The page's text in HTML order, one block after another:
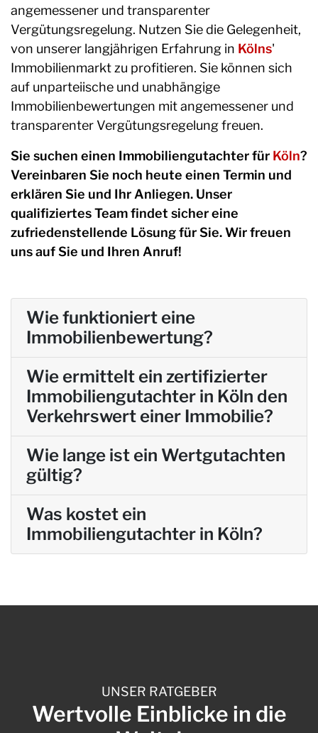
angemessener und transparenter
Vergütungsregelung. Nutzen Sie die Gelegenheit,
von unserer langjährigen Erfahrung in Kölns'
Immobilienmarkt zu profitieren. Sie können sich
auf unparteiische und unabhängige
Immobilienbewertungen mit angemessener und
transparenter Vergütungsregelung freuen.
Sie suchen einen Immobiliengutachter für Köln?
Vereinbaren Sie noch heute einen Termin und
erklären Sie und Ihr Anliegen. Unser
qualifiziertes Team findet sicher eine
zufriedenstellende Lösung für Sie. Wir freuen
uns auf Sie und Ihren Anruf!
Wie funktioniert eine
Immobilienbewertung?
Wie ermittelt ein zertifizierter
Immobiliengutachter in Köln den
Verkehrswert einer Immobilie?
Wie lange ist ein Wertgutachten
gültig?
Was kostet ein
Immobiliengutachter in Köln?
UNSER RATGEBER
Wertvolle Einblicke in die